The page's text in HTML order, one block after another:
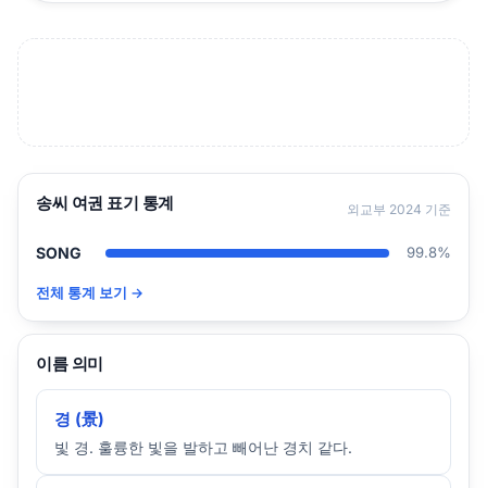
송씨 여권 표기 통계 외교부 2024 기준
SONG 99.8%
전체 통계 보기 →
이름 의미
경 (景)
빛 경. 훌륭한 빛을 발하고 빼어난 경치 같다.